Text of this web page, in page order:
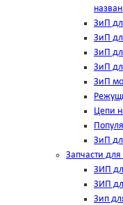
ЗиП
ЗиП
ЗиП
ЗиП
ЗиП
Цепи
ЗиП
Запчасти
ЗИП
ЗИП
Зип